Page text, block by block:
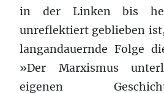
in der Linken bis
unreflektiert geblieben
langandauernde Folge
»Der Marxismus
eigenen